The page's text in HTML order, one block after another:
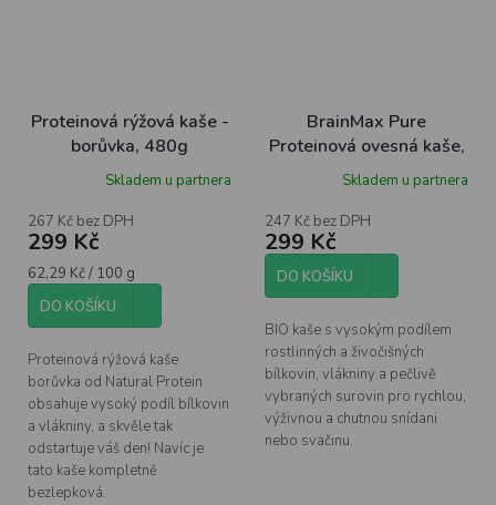
Proteinová rýžová kaše -
borůvka, 480g
Skladem u partnera
267 Kč bez DPH
299 Kč
Měrná
cena:
62,29 Kč / 100 g
DO KOŠÍKU
Proteinová rýžová kaše
borůvka od Natural Protein
obsahuje vysoký podíl bílkovin
a vlákniny, a skvěle tak
odstartuje váš den! Navíc je
tato kaše kompletně
bezlepková.
BrainMax Pure
Proteinová ovesná kaše,
jahodová s kešu, BIO,
Skladem u partnera
247 Kč bez DPH
299 Kč
DO KOŠÍKU
BIO kaše s vysokým podílem
rostlinných a živočišných
bílkovin, vlákniny a pečlivě
vybraných surovin pro rychlou,
výživnou a chutnou snídani
nebo svačinu.